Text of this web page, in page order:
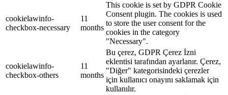
cookielawinfo-
checkbox-necessary
11
months
This cookie is set by GDPR Cookie
Consent plugin. The cookies is used
to store the user consent for the
cookies in the category
"Necessary".
cookielawinfo-
checkbox-others
11
months
Bu çerez, GDPR Çerez İzni
eklentisi tarafından ayarlanır. Çerez,
"Diğer" kategorisindeki çerezler
için kullanıcı onayını saklamak için
kullanılır.